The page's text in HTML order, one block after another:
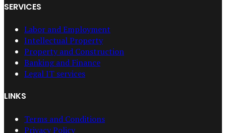
SERVICES
Labor and Employment
Intellectual Property
Property and Construction
Banking and Finance
Legal IT services
LINKS
Terms and Conditions
Privacy Policy